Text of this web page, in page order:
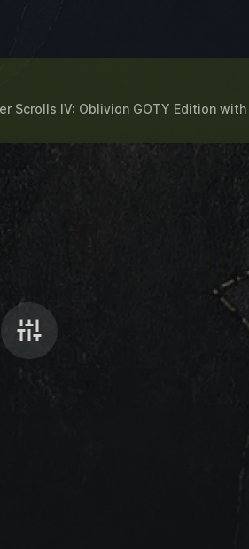
Scrolls IV: Oblivion GOTY Editionwith